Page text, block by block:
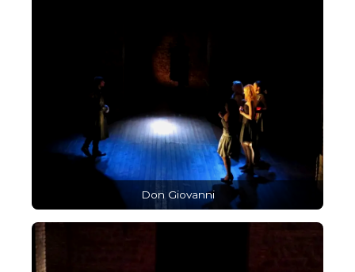
Don Giovanni